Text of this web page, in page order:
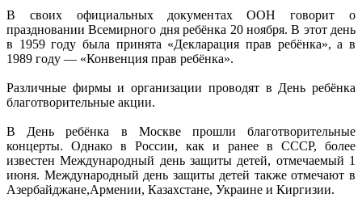
В своих официальных документах ООН говорит о
праздновании Всемирного дня ребёнка 20 ноября. В этот день
в 1959 году была принята «Декларация прав ребёнка», а в
1989 году — «Конвенция прав ребёнка».
Различные фирмы и организации проводят в День ребёнка
благотворительные акции.
В День ребёнка в Москве прошли благотворительные
концерты. Однако в России, как и ранее в СССР, более
известен Международный день защиты детей, отмечаемый 1
июня. Международный день защиты детей также отмечают в
Азербайджане,Армении, Казахстане, Украине и Киргизии.